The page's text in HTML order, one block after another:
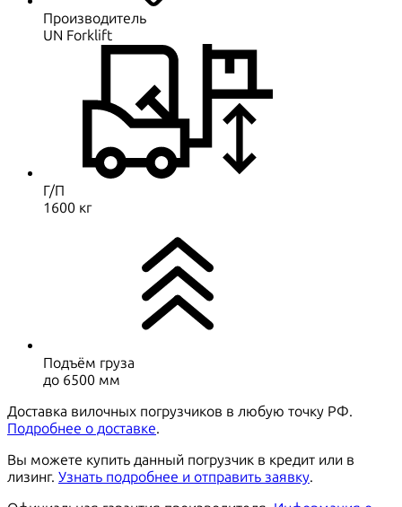
Производитель
UN Forklift
Г/П
1600 кг
Подъём груза
до 6500 мм
Доставка вилочных погрузчиков в любую точку РФ.
Подробнее о доставке.
Вы можете купить данный погрузчик в кредит или в
лизинг. Узнать подробнее и отправить заявку.